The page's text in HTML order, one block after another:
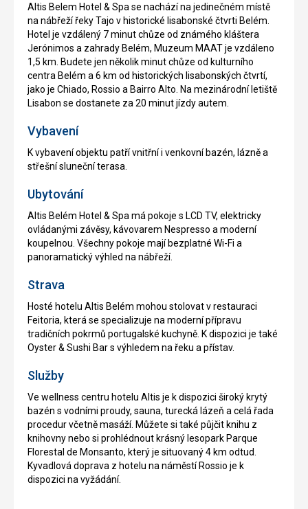
Altis Belem Hotel & Spa se nachází na jedinečném místě
na nábřeží řeky Tajo v historické lisabonské čtvrti Belém.
Hotel je vzdálený 7 minut chůze od známého kláštera
Jerónimos a zahrady Belém, Muzeum MAAT je vzdáleno
1,5 km. Budete jen několik minut chůze od kulturního
centra Belém a 6 km od historických lisabonských čtvrtí,
jako je Chiado, Rossio a Bairro Alto. Na mezinárodní letiště
Lisabon se dostanete za 20 minut jízdy autem.
Vybavení
K vybavení objektu patří vnitřní i venkovní bazén, lázně a
střešní sluneční terasa.
Ubytování
Altis Belém Hotel & Spa má pokoje s LCD TV, elektricky
ovládanými závěsy, kávovarem Nespresso a moderní
koupelnou. Všechny pokoje mají bezplatné Wi-Fi a
panoramatický výhled na nábřeží.
Strava
Hosté hotelu Altis Belém mohou stolovat v restauraci
Feitoria, která se specializuje na moderní přípravu
tradičních pokrmů portugalské kuchyně. K dispozici je také
Oyster & Sushi Bar s výhledem na řeku a přístav.
Služby
Ve wellness centru hotelu Altis je k dispozici široký krytý
bazén s vodními proudy, sauna, turecká lázeň a celá řada
procedur včetně masáží. Můžete si také půjčit knihu z
knihovny nebo si prohlédnout krásný lesopark Parque
Florestal de Monsanto, který je situovaný 4 km odtud.
Kyvadlová doprava z hotelu na náměstí Rossio je k
dispozici na vyžádání.